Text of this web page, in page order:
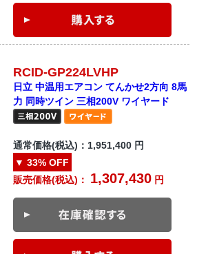
RCID-GP224LVHP
日立 中温用エアコン てんかせ2方向 8馬
力 同時ツイン 三相200V ワイヤード
通常価格(税込)：1,951,400 円
▼ 33% OFF
販売価格(税込)： 1,307,430 円